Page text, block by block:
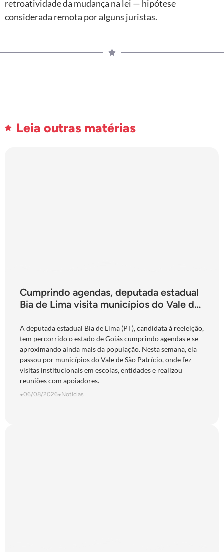
retroatividade da mudança na lei — hipótese
considerada remota por alguns juristas.
Leia outras matérias
Cumprindo agendas, deputada estadual
Bia de Lima visita municípios do Vale do
A deputada estadual Bia de Lima (PT), candidata à reeleição,
tem percorrido o estado de Goiás cumprindo agendas e se
aproximando ainda mais da população. Nesta semana, ela
passou por municípios do Vale de São Patrício, onde fez
visitas institucionais em escolas, entidades e realizou
reuniões com apoiadores.
•06/08/2026•Notícias